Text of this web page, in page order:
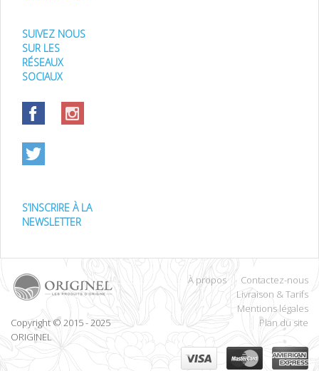
SUIVEZ NOUS
SUR LES
RÉSEAUX
SOCIAUX
S’INSCRIRE À LA
NEWSLETTER
Copyright © 2015 - 2025
ORIGINEL
À propos
Contactez-nous
Livraison & Tarifs
Mentions légales
Plan du site